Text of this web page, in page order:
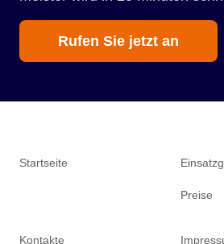
Rufen Sie jetzt an
Startseite
Preise
Kontakte